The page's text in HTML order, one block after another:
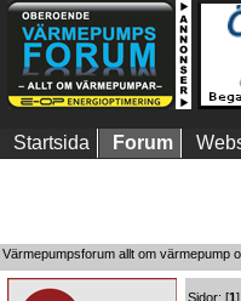
Startsida Forum
Värmepumpsforum allt om värmepump
Sidor: [1